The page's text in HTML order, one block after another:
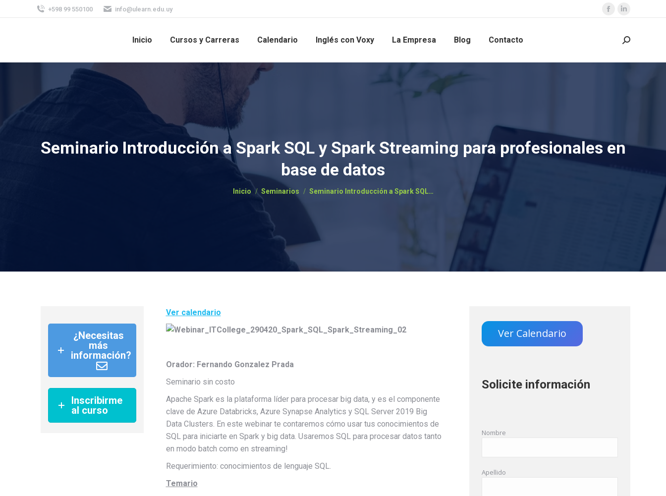
+598 99 550100 info@ulearn.edu.uy
Inicio Cursos y Carreras Calendario Inglés con Voxy La Empresa Blog Contacto
Seminario Introducción a Spark SQL y Spark Streaming para profesionales en
base de datos
Estás aquí:
Inicio Seminarios Seminario Introducción a Spark SQL…
¿Necesitas
más
información?
Inscribirme
al curso
Ver calendario
Orador: Fernando Gonzalez Prada
Seminario sin costo
Apache Spark es la plataforma líder para procesar big data, y es el componente
clave de Azure Databricks, Azure Synapse Analytics y SQL Server 2019 Big
Data Clusters. En este webinar te contaremos cómo usar tus conocimientos de
SQL para iniciarte en Spark y big data. Usaremos SQL para procesar datos tanto
en modo batch como en streaming!
Requerimiento: conocimientos de lenguaje SQL.
Temario
Ver Calendario
Solicite información
Nombre
Apellido